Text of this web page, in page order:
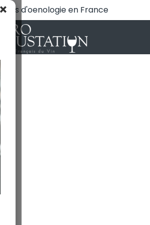
cours d'oenologie en France
×